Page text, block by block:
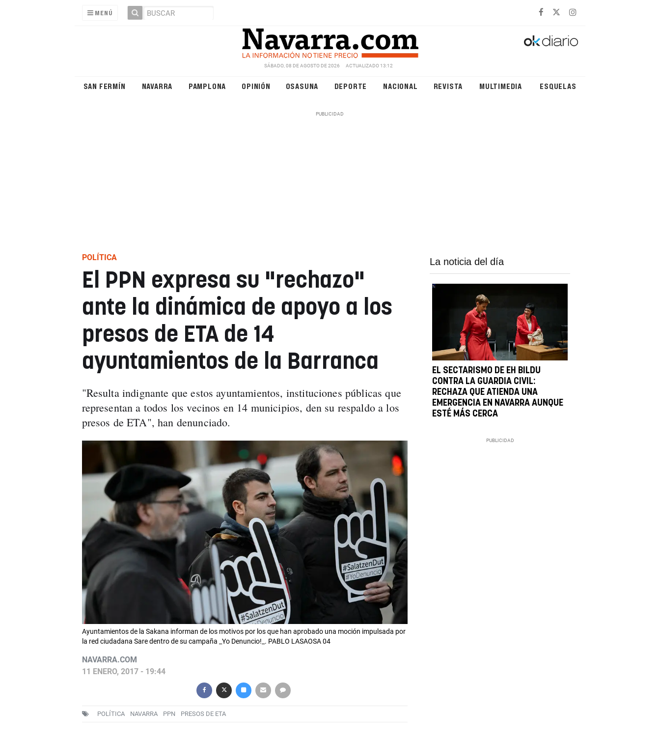
MENÚ
SÁBADO, 08 DE AGOSTO DE 2026 ACTUALIZADO 13:12
SAN FERMÍN NAVARRA PAMPLONA OPINIÓN OSASUNA DEPORTE NACIONAL REVISTA MULTIMEDIA ESQUELAS
POLÍTICA
El PPN expresa su "rechazo"
ante la dinámica de apoyo a los
presos de ETA de 14
ayuntamientos de la Barranca
"Resulta indignante que estos ayuntamientos, instituciones públicas que
representan a todos los vecinos en 14 municipios, den su respaldo a los
presos de ETA", han denunciado.
Ayuntamientos de la Sakana informan de los motivos por los que han aprobado una moción impulsada por
la red ciudadana Sare dentro de su campaña _Yo Denuncio!_. PABLO LASAOSA 04
NAVARRA.COM
11 ENERO, 2017 - 19:44
POLÍTICA NAVARRA PPN PRESOS DE ETA
La noticia del día
EL SECTARISMO DE EH BILDU
CONTRA LA GUARDIA CIVIL:
RECHAZA QUE ATIENDA UNA
EMERGENCIA EN NAVARRA AUNQUE
ESTÉ MÁS CERCA